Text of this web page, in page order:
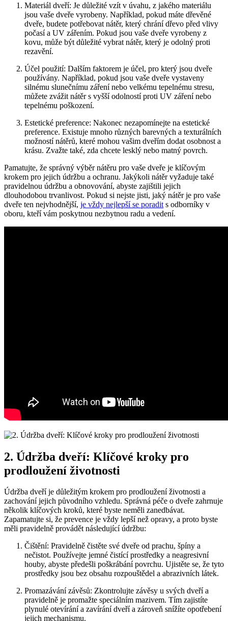
Materiál dveří: Je důležité vzít v úvahu, z jakého materiálu
jsou vaše dveře vyrobeny. Například, pokud máte dřevěné
dveře, budete potřebovat nátěr, který chrání dřevo před vlivy
počasí a UV zářením. Pokud jsou vaše dveře vyrobeny z
kovu, může být důležité vybrat nátěr, který je odolný proti
rezavění.
Účel použití: Dalším faktorem je účel, pro který jsou dveře
používány. Například, pokud jsou vaše dveře vystaveny
silnému slunečnímu záření nebo velkému tepelnému stresu,
můžete zvážit nátěr s vyšší odolností proti UV záření nebo
tepelnému poškození.
Estetické preference: Nakonec nezapomínejte na estetické
preference. Existuje mnoho různých barevných a texturálních
možností nátěrů, které mohou vašim dveřím dodat osobnost a
krásu. Zvažte také, zda chcete lesklý nebo matný povrch.
Pamatujte, že správný výběr nátěru pro vaše dveře je klíčovým
krokem pro jejich údržbu a ochranu. Jakýkoli nátěr vyžaduje také
pravidelnou údržbu a obnovování, abyste zajištili jejich
dlouhodobou trvanlivost. Pokud si nejste jisti, jaký nátěr je pro vaše
dveře ten nejvhodnější, je vždy nejlepší se poradit s odborníky v
oboru, kteří vám poskytnou nezbytnou radu a vedení.
2. Údržba dveří: Klíčové kroky pro
prodloužení životnosti
Údržba dveří je důležitým krokem pro prodloužení životnosti a
zachování jejich původního vzhledu. Správná péče o dveře zahrnuje
několik klíčových kroků, které byste neměli zanedbávat.
Zapamatujte si, že prevence je vždy lepší než opravy, a proto byste
měli pravidelně provádět následující údržbu:
Čištění: Pravidelně čistěte své dveře od prachu, špíny a
nečistot. Používejte jemné čistící prostředky a neagresivní
houby, abyste předešli poškrábání povrchu. Ujistěte se, že tyto
prostředky jsou bez obsahu rozpouštědel a abrazivních látek.
Promazávání závěsů: Zkontrolujte závěsy u svých dveří a
pravidelně je promažte speciálním mazivem. Tím zajistíte
plynulé otevírání a zavírání dveří a zároveň snížíte opotřebení
jejich mechanismu.